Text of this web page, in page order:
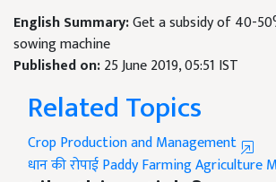
English Summary:Get a subsidy of 40-
sowing machine
Published on:25 June 2019, 05:51 IST
Related Topics
Crop Production and Management
धान की रोपाईPaddy FarmingAgriculture